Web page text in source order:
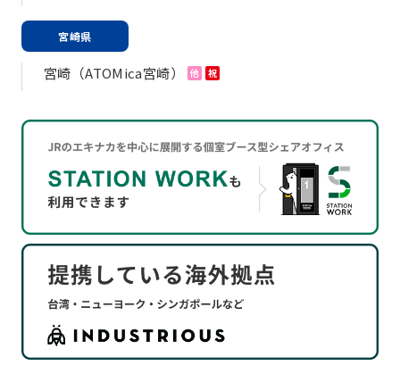
宮崎県
宮崎（ATOMica宮崎） 他 祝